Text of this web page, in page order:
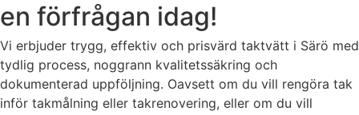
en förfrågan idag!
Vi erbjuder trygg, effektiv och prisvärd taktvätt i Särö med
tydlig process, noggrann kvalitetssäkring och
dokumenterad uppföljning. Oavsett om du vill rengöra tak
inför takmålning eller takrenovering, eller om du vill